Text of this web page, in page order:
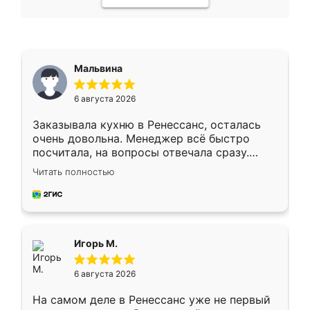
Мальвина
6 августа 2026
Заказывала кухню в Ренессанс, осталась
очень довольна. Менеджер всё быстро
посчитала, на вопросы отвечала сразу.
Замерщик приехал в субботу, подошёл к
делу со всей ответственностью. Собрали
за день, ребята работали аккуратно, даже
Читать полностью
Игорь М.
6 августа 2026
На самом деле в Ренессанс уже не первый